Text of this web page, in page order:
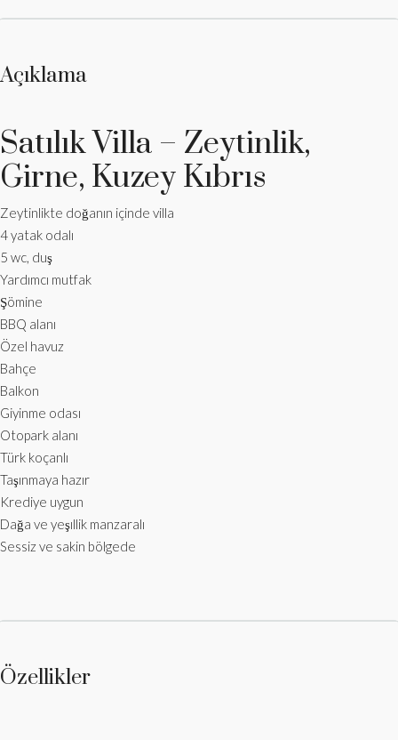
Açıklama
Satılık Villa – Zeytinlik,
Girne, Kuzey Kıbrıs
Zeytinlikte doğanın içinde villa
4 yatak odalı
5 wc, duş
Yardımcı mutfak
Şömine
BBQ alanı
Özel havuz
Bahçe
Balkon
Giyinme odası
Otopark alanı
Türk koçanlı
Taşınmaya hazır
Krediye uygun
Dağa ve yeşıllik manzaralı
Sessiz ve sakin bölgede
Özellikler